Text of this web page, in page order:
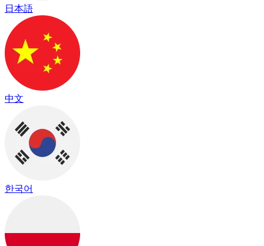
日本語
中文
한국어